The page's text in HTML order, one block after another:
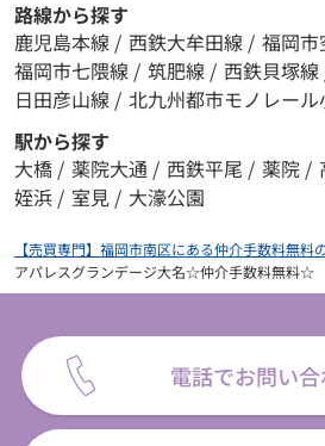
路線から探す
鹿児島本線 / 西鉄大牟田線 / 福岡市
福岡市七隈線 / 筑肥線 / 西鉄貝塚線
日田彦山線 / 北九州都市モノレール
駅から探す
大橋 / 薬院大通 / 西鉄平尾 / 薬院 /
姪浜 / 室見 / 大濠公園
【売買専門】福岡市南区にある仲介手数料無料
アパレスグランデージ大名☆仲介手数料無料☆
電話でお問い